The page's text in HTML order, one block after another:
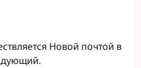
Новой почтой в